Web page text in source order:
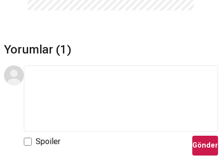
Yorumlar (1)
Spoiler Gönder